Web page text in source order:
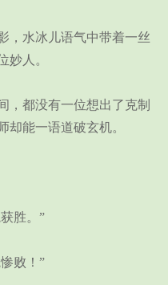
，水冰儿语气中带着一丝
妙人。
，都没有一位想出了克制
却能一语道破玄机。
胜。”
败！”